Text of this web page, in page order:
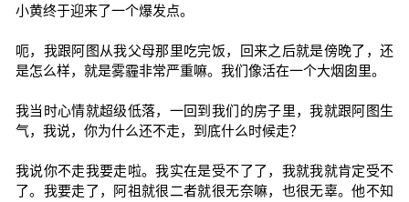
小黄终于迎来了一个爆发点。
呃，我跟阿图从我父母那里吃完饭，回来之后就是傍晚了，还
是怎么样，就是雾霾非常严重嘛。我们像活在一个大烟囱里。
我当时心情就超级低落，一回到我们的房子里，我就跟阿图生
气，我说，你为什么还不走，到底什么时候走？
我说你不走我要走啦。我实在是受不了了，我就我就肯定受不
了。我要走了，阿祖就很二者就很无奈嘛，也很无辜。他不知